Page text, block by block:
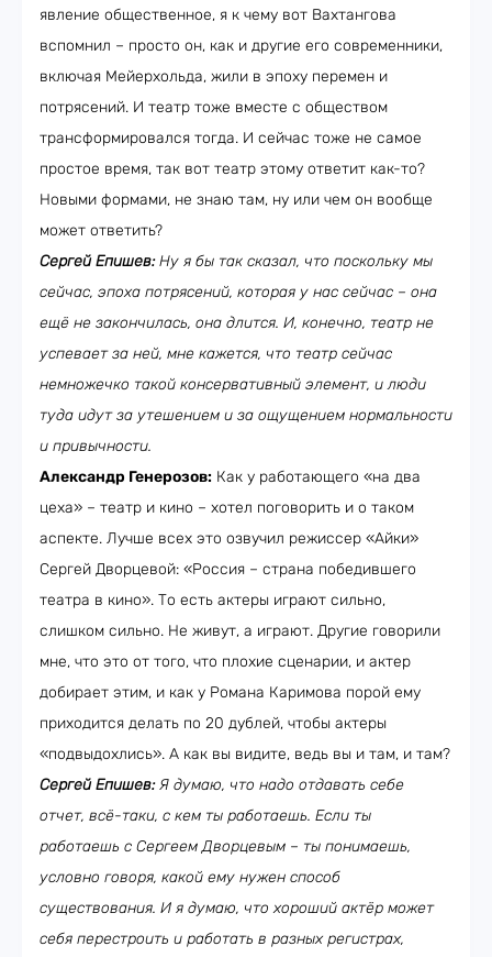
явление общественное, я к чему вот Вахтангова
вспомнил – просто он, как и другие его современники,
включая Мейерхольда, жили в эпоху перемен и
потрясений. И театр тоже вместе с обществом
трансформировался тогда. И сейчас тоже не самое
простое время, так вот театр этому ответит как-то?
Новыми формами, не знаю там, ну или чем он вообще
может ответить?
Сергей Епишев:Ну я бы так сказал, что поскольку мы
сейчас, эпоха потрясений, которая у нас сейчас – она
ещё не закончилась, она длится. И, конечно, театр не
успевает за ней, мне кажется, что театр сейчас
немножечко такой консервативный элемент, и люди
туда идут за утешением и за ощущением нормальности
и привычности.
Александр Генерозов: Как у работающего «на два
цеха» – театр и кино – хотел поговорить и о таком
аспекте. Лучше всех это озвучил режиссер «Айки»
Сергей Дворцевой: «Россия – страна победившего
театра в кино». То есть актеры играют сильно,
слишком сильно. Не живут, а играют. Другие говорили
мне, что это от того, что плохие сценарии, и актер
добирает этим, и как у Романа Каримова порой ему
приходится делать по 20 дублей, чтобы актеры
«подвыдохлись». А как вы видите, ведь вы и там, и там?
Сергей Епишев:Я думаю, что надо отдавать себе
отчет, всё-таки, с кем ты работаешь. Если ты
работаешь с Сергеем Дворцевым – ты понимаешь,
условно говоря, какой ему нужен способ
существования. И я думаю, что хороший актёр может
себя перестроить и работать в разных регистрах,